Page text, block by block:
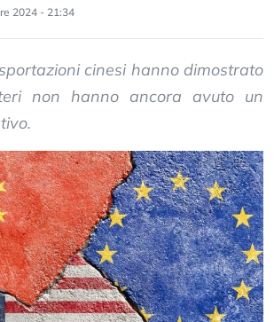
2024 - 21:34
cinesi hanno dimostrato
non hanno ancora avuto un